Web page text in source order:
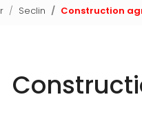
Seclin Construction